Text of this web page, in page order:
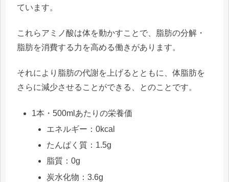
ています。
これらアミノ酸は体を動かすことで、脂肪の分解・
脂肪を消費する力を高める働きがあります。
それにより脂肪の代謝を上げるとともに、体脂肪を
さらに減少させることができる、とのことです。
1本・500mlあたりの栄養価
エネルギー：0kcal
たんぱく質：1.5g
脂質：0g
炭水化物：3.6g